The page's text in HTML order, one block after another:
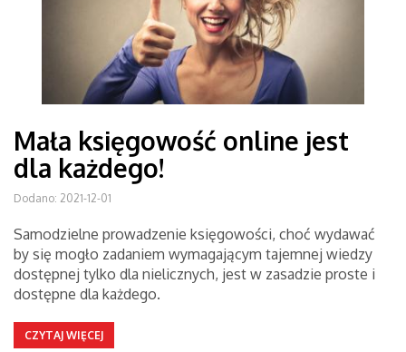
Mała księgowość online jest
dla każdego!
Dodano: 2021-12-01
Samodzielne prowadzenie księgowości, choć wydawać
by się mogło zadaniem wymagającym tajemnej wiedzy
dostępnej tylko dla nielicznych, jest w zasadzie proste i
dostępne dla każdego.
CZYTAJ WIĘCEJ